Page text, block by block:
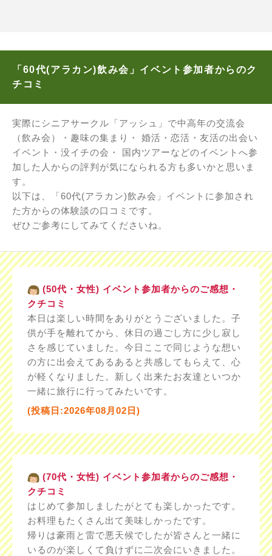
「60代(アラカン)飲み会」イベント参加者からのク
チコミ
実際にシニアサークル「アッシュ」で中高年の交流会
（飲み会）・趣味の集まり・ 婚活・恋活・友活の出会い
イベント・没イチの会・ 国内ツアーなどのイベントへ参
加した人からの評判が気になられる方も多いかと思いま
す。
以下は、「60代(アラカン)飲み会」イベントに参加され
た方からの体験談の口コミです。
ぜひご参考にしてみてくださいね。
(50代・女性) イベント参加者からのご感想・
クチコミ
本日は楽しい時間をありがとうございました。子
供が手を離れてから、休日の過ごし方に少し寂し
さを感じていました。今日ここで同じような想い
の方に出会えてあるあると共感してもらえて、心
が軽くなりました。新しく出来たお友達といつか
一緒に旅行に行ってみたいです。
(投稿日:2026年08月02日)
(70代・女性) イベント参加者からのご感想・
クチコミ
はじめて参加しましたがとても楽しかったです。
お料理もたくさん出て美味しかったです。
帰りは豪雨と雷で悪天候でしたが皆さんと一緒に
いるのが楽しくて負けずに二次会にいきました。